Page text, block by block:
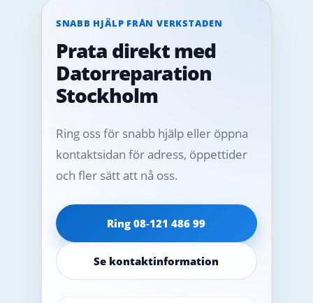
SNABB HJÄLP FRÅN VERKSTADEN
Prata direkt med
Datorreparation
Stockholm
Ring oss för snabb hjälp eller öppna
kontaktsidan för adress, öppettider
och fler sätt att nå oss.
Ring 08‑121 486 99
Se kontaktinformation